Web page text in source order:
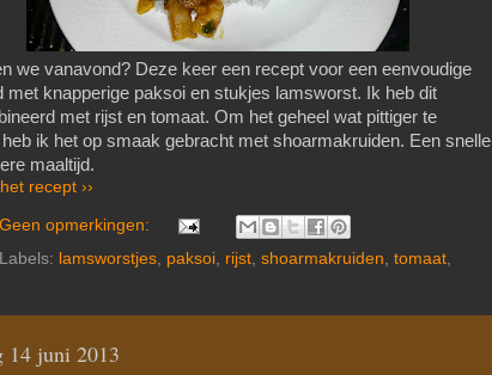
we vanavond? Deze keer een recept voor een eenvoudige
met knapperige paksoi en stukjes lamsworst. Ik heb dit
met rijst en tomaat. Om het geheel wat pittiger te
ik het op smaak gebracht met shoarmakruiden. Een snelle
maaltijd.
recept ››
Geen opmerkingen:
Labels: lamsworstjes, paksoi, rijst, shoarmakruiden tomaat,
14 juni 2013